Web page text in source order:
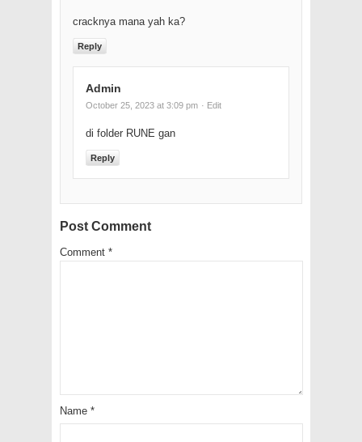
cracknya mana yah ka?
Reply
Admin
October 25, 2023 at 3:09 pm · Edit
di folder RUNE gan
Reply
Post Comment
Comment *
Name *